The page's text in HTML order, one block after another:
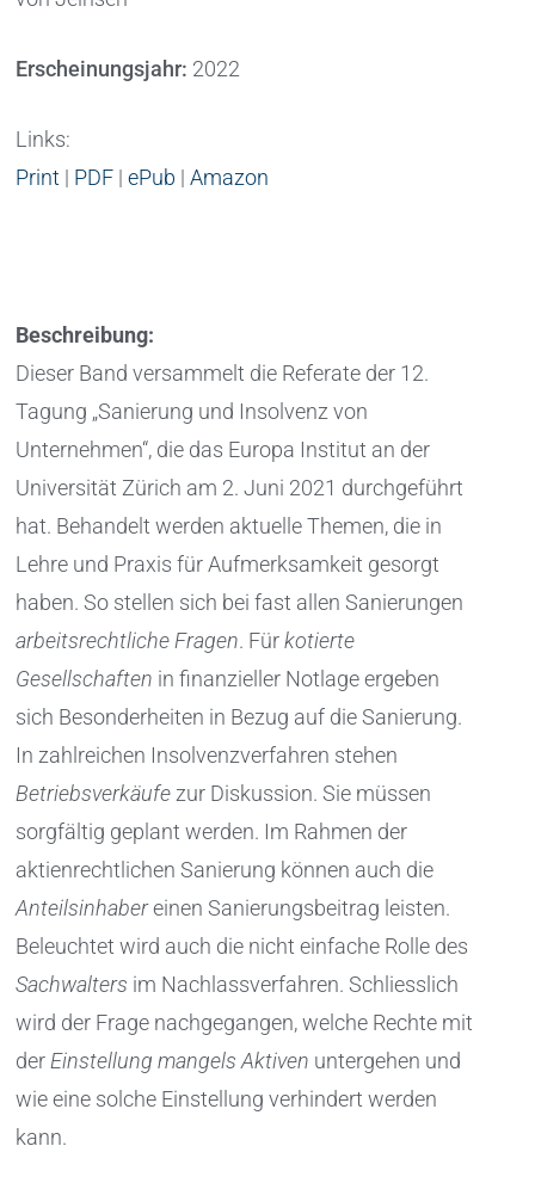
Erscheinungsjahr: 2022
Links:
Print | PDF |ePub |Amazon
Beschreibung:
Dieser Band versammelt die Referate der 12.
Tagung „Sanierung und Insolvenz von
Unternehmen“, die das Europa Institut an der
Universität Zürich am 2. Juni 2021 durchgeführt
hat. Behandelt werden aktuelle Themen, die in
Lehre und Praxis für Aufmerksamkeit gesorgt
haben. So stellen sich bei fast allen Sanierungen
arbeitsrechtliche Fragen. Fürkotierte
Gesellschaften in finanzieller Notlage ergeben
sich Besonderheiten in Bezug auf die Sanierung.
In zahlreichen Insolvenzverfahren stehen
Betriebsverkäufezur Diskussion. Sie müssen
sorgfältig geplant werden. Im Rahmen der
aktienrechtlichen Sanierung können auch die
Anteilsinhabereinen Sanierungsbeitrag leisten.
Beleuchtet wird auch die nicht einfache Rolle des
Sachwalters im Nachlassverfahren. Schliesslich
wird der Frage nachgegangen, welche Rechte mit
derEinstellung mangels Aktiven untergehen und
wie eine solche Einstellung verhindert werden
kann.